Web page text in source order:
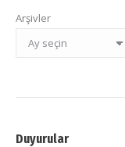
Arşivler
Duyurular